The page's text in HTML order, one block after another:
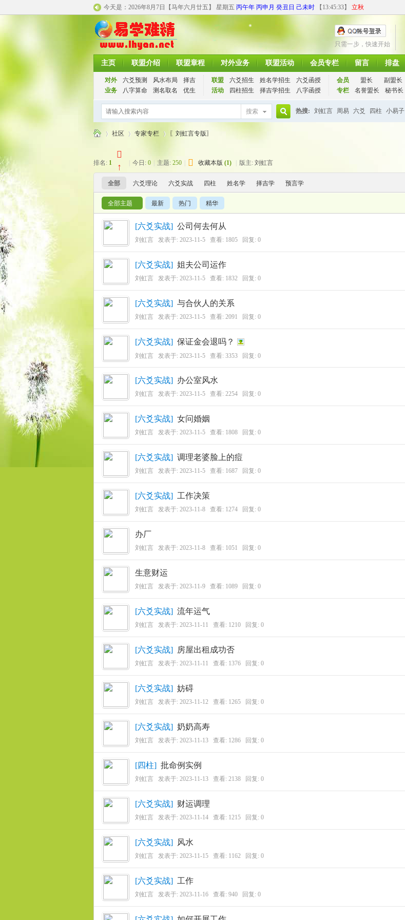
今天是： 2026年8月7日【马年六月廿五】 星期五 丙午年 丙申月 癸丑日 己未时 【 13:45:34】 立秋
只需一步，快速开始
主页 联盟介绍 联盟章程 对外业务 联盟活动 会员专栏 留言 排盘
对外 六爻预测 风水布局
择吉
业务
八字算命 测名取名 优生
联盟 六爻招生 姓名学招生
六爻函授
活动
四柱招生 择吉学招生 八字函授
会员 盟长
副盟长
专栏
名誉盟长 秘书长
搜索 热搜: 刘虹言 周易 六爻 四柱 小易子
社区 专家专栏 〖刘虹言专版〗
排名: 1 ↑ 今日: 0 主题: 250 收藏本版 (1) 版主: 刘虹言
全部 六爻理论 六爻实战 四柱 姓名学 择吉学 预言学
全部主题 最新 热门 精华
[六爻实战] 公司何去何从
刘虹言 发表于: 2023-11-5 查看: 1805 回复: 0
[六爻实战] 姐夫公司运作
刘虹言 发表于: 2023-11-5 查看: 1832 回复: 0
[六爻实战] 与合伙人的关系
刘虹言 发表于: 2023-11-5 查看: 2091 回复: 0
[六爻实战] 保证金会退吗？
刘虹言 发表于: 2023-11-5 查看: 3353 回复: 0
[六爻实战] 办公室风水
刘虹言 发表于: 2023-11-5 查看: 2254 回复: 0
[六爻实战] 女问婚姻
刘虹言 发表于: 2023-11-5 查看: 1808 回复: 0
[六爻实战] 调理老婆脸上的痘
刘虹言 发表于: 2023-11-5 查看: 1687 回复: 0
[六爻实战] 工作决策
刘虹言 发表于: 2023-11-8 查看: 1274 回复: 0
办厂
刘虹言 发表于: 2023-11-8 查看: 1051 回复: 0
生意财运
刘虹言 发表于: 2023-11-9 查看: 1089 回复: 0
[六爻实战] 流年运气
刘虹言 发表于: 2023-11-11 查看: 1210 回复: 0
[六爻实战] 房屋出租成功否
刘虹言 发表于: 2023-11-11 查看: 1376 回复: 0
[六爻实战] 妨碍
刘虹言 发表于: 2023-11-12 查看: 1265 回复: 0
[六爻实战] 奶奶高寿
刘虹言 发表于: 2023-11-13 查看: 1286 回复: 0
[四柱] 批命例实例
刘虹言 发表于: 2023-11-13 查看: 2138 回复: 0
[六爻实战] 财运调理
刘虹言 发表于: 2023-11-14 查看: 1215 回复: 0
[六爻实战] 风水
刘虹言 发表于: 2023-11-15 查看: 1162 回复: 0
[六爻实战] 工作
刘虹言 发表于: 2023-11-16 查看: 940 回复: 0